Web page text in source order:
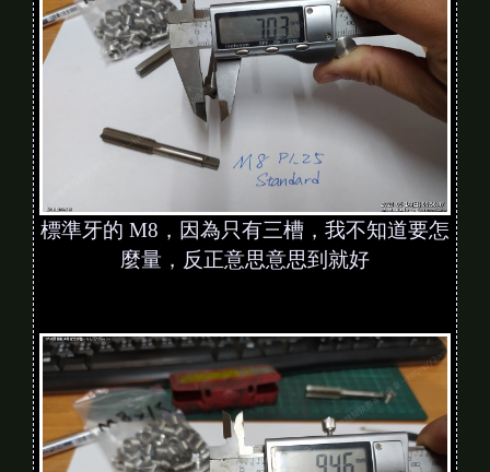
標準牙的 M8，因為只有三槽，我不知道要怎
麼量，反正意思意思到就好